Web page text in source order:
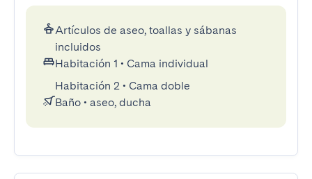
Artículos de aseo, toallas y sábanas
incluidos
Habitación 1 • Cama individual
Habitación 2 • Cama doble
Baño • aseo, ducha